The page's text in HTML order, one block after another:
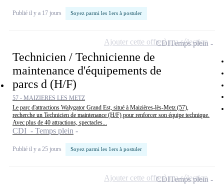
Publié il y a 17 jours Soyez parmi les 1ers à postuler
Technicien / Technicienne de
maintenance d'équipements de
parcs d (H/F)
57 - MAIZIERES LES METZ
Le parc d'attractions Walygator Grand Est, situé à Maizières-lès-Metz (57),
recherche un Technicien de maintenance (H/F) pour renforcer son équipe technique.
Avec plus de 40 attractions, spectacles...
CDI - Temps plein
Publié il y a 25 jours Soyez parmi les 1ers à postuler
CDITemps plein
Ajouter cette offre à ma sélection
CDITemps plein
Ajouter cette offre à ma sélection